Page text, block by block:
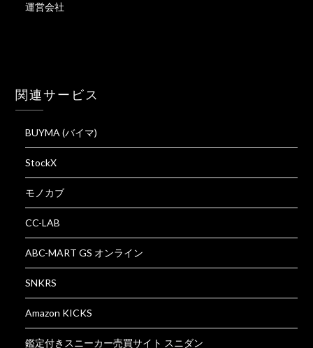
運営会社
関連サービス
BUYMA (バイマ)
StockX
モノカブ
CC-LAB
ABC-MART GS オンライン
SNKRS
Amazon KICKS
鑑定付きスニーカー売買サイト スニダン